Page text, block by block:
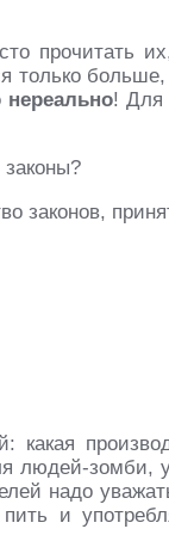
прочитать
только
нереально! Для
законов,
какая
людей-зомби,
надо
и